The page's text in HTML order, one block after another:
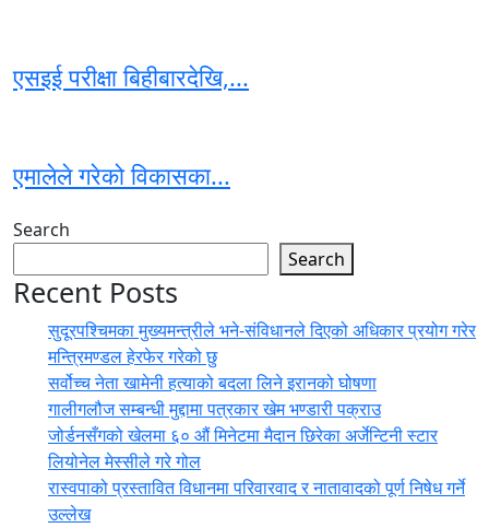
एसइई परीक्षा बिहीबारदेखि,...
एमालेले गरेको विकासका...
Search
Search
Recent Posts
सुदूरपश्चिमका मुख्यमन्त्रीले भने-संविधानले दिएको अधिकार प्रयोग गरेर
मन्त्रिमण्डल हेरफेर गरेको छु
सर्वोच्च नेता खामेनी हत्याको बदला लिने इरानको घोषणा
गालीगलौज सम्बन्धी मुद्दामा पत्रकार खेम भण्डारी पक्राउ
जोर्डनसँगको खेलमा ६० औं मिनेटमा मैदान छिरेका अर्जेन्टिनी स्टार
लियोनेल मेस्सीले गरे गोल
रास्वपाको प्रस्तावित विधानमा परिवारवाद र नातावादको पूर्ण निषेध गर्ने
उल्लेख